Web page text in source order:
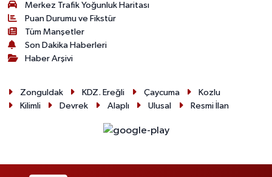
Merkez Trafik Yoğunluk Haritası
Puan Durumu ve Fikstür
Tüm Manşetler
Son Dakika Haberleri
Haber Arşivi
Zonguldak KDZ. Ereğli Çaycuma
Kozlu
Kilimli
Devrek Alaplı Ulusal Resmi İlan